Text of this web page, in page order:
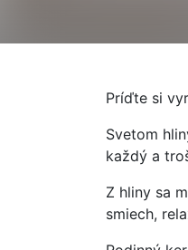
Príďte si
Svetom
každý a
Z hliny sa
smiech,